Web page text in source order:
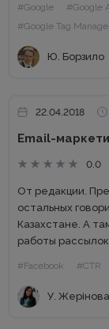
#Google #Google
#Google Tag
Ю. Борзило
22.04.2018
Email-
0.0
От редакции.
остальных говорим прямо: 1. Нас
Казахстане. А там ВК
работы
#Facebook #CTR
У. Жерінова